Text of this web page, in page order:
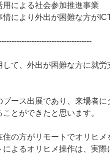
用による社会参加推進事業
により外出が困難な方が
して、外出が困難な方に就
ブース出展であり、来場者
とができたと思います。
住の方がリモートでオリヒ
によるオリヒメ操作は、実